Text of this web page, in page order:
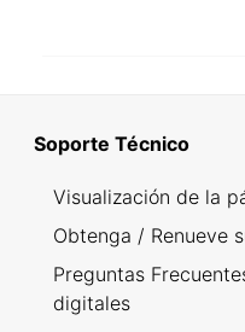
Soporte Técnico
Visualización de la
Obtenga / Renueve
Preguntas
digitales